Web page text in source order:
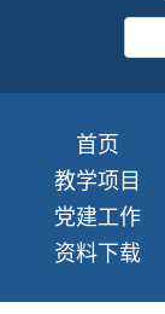
首页
教学项目
党建工作
资料下载